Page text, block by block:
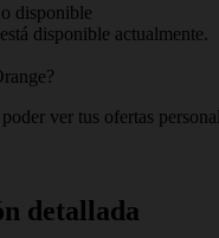
disponible
disponible actualmente.
ver tus ofertas
detallada